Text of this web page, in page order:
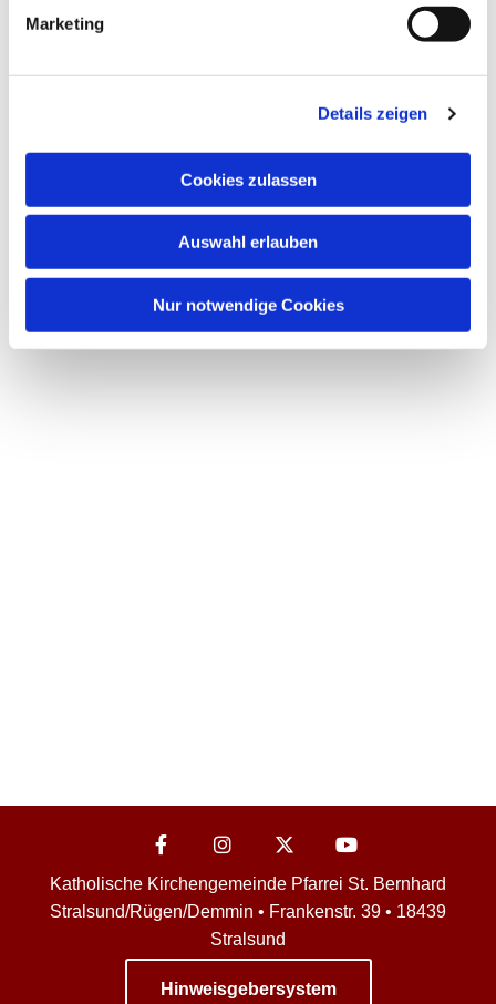
Marketing
Details zeigen
Cookies zulassen
Auswahl erlauben
Nur notwendige Cookies
Dies könnte Sie auch
interessieren
Katholische Kirchengemeinde Pfarrei St. Bernhard
Stralsund/Rügen/Demmin • Frankenstr. 39 • 18439
Stralsund
Hinweisgebersystem